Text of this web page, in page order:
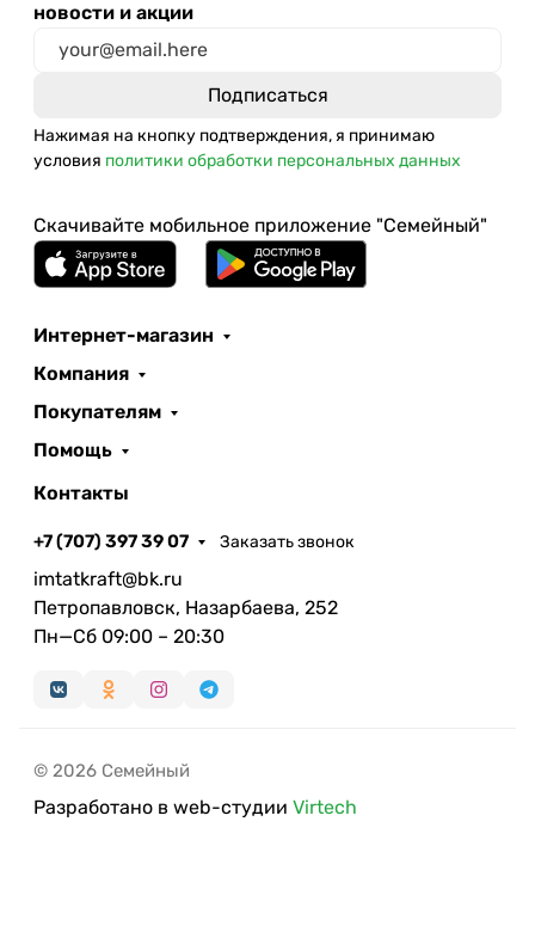
новости и акции
Нажимая на кнопку подтверждения, я принимаю
условия политики обработки персональных данных
Скачивайте мобильное приложение "Семейный"
Интернет-магазин
Компания
Покупателям
Помощь
Контакты
+7 (707) 397 39 07 Заказать звонок
imtatkraft@bk.ru
Петропавловск, Назарбаева, 252
Пн—Сб 09:00 – 20:30
© 2026 Семейный
Разработано в web-студии Virtech